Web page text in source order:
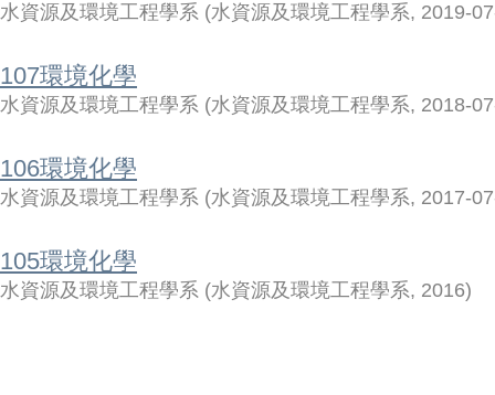
水資源及環境工程學系 (水資源及環境工程學系, 2019-
107環境化學
水資源及環境工程學系 (水資源及環境工程學系, 2018-
106環境化學
水資源及環境工程學系 (水資源及環境工程學系, 2017-
105環境化學
水資源及環境工程學系 (水資源及環境工程學系, 2016)